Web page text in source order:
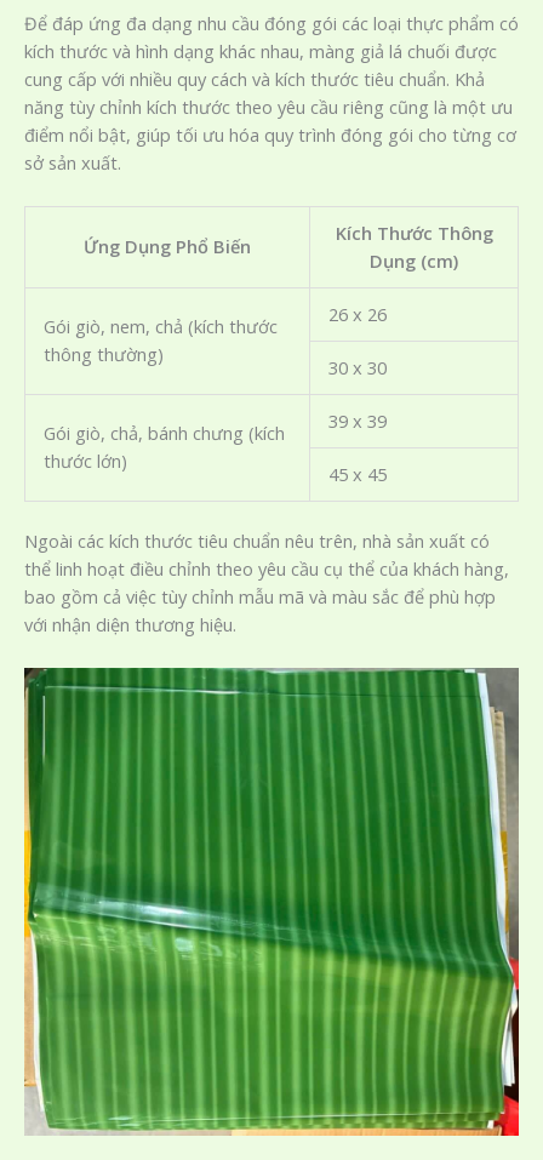
Để đáp ứng đa dạng nhu cầu đóng gói các loại thực phẩm có
kích thước và hình dạng khác nhau, màng giả lá chuối được
cung cấp với nhiều quy cách và kích thước tiêu chuẩn. Khả
năng tùy chỉnh kích thước theo yêu cầu riêng cũng là một ưu
điểm nổi bật, giúp tối ưu hóa quy trình đóng gói cho từng cơ
sở sản xuất.
Ứng Dụng Phổ Biến
Kích Thước Thông
Dụng (cm)
Gói giò, nem, chả (kích thước
thông thường)
26 x 26
30 x 30
Gói giò, chả, bánh chưng (kích
thước lớn)
39 x 39
45 x 45
Ngoài các kích thước tiêu chuẩn nêu trên, nhà sản xuất có
thể linh hoạt điều chỉnh theo yêu cầu cụ thể của khách hàng,
bao gồm cả việc tùy chỉnh mẫu mã và màu sắc để phù hợp
với nhận diện thương hiệu.